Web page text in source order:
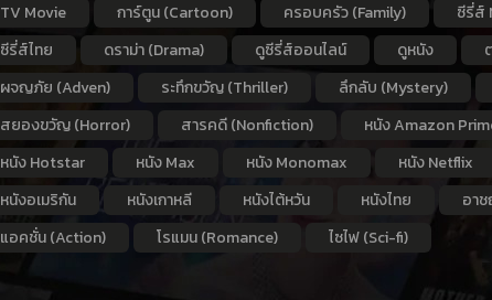
TV Movie การ์ตูน (Cartoon) ครอบครัว (Family) ซีรี่ส์
ซีรี่ส์ไทย
ดราม่า (Drama) ดูซีรี่ส์ออนไลน์ ดูหนัง
ผจญภัย (Adven)
ระทึกขวัญ (Thriller) ลึกลับ (Mystery)
สยองขวัญ (Horror)
สารคดี (Nonfiction) หนัง Amazon
หนัง Hotstar
หนัง Max หนัง Monomax หนัง Netflix
หนังอเมริกัน
หนังเกาหลี หนังไต้หวัน หนังไทย อา
แอคชั่น (Action)
โรแมน (Romance) ไซไฟ (Sci-fi)